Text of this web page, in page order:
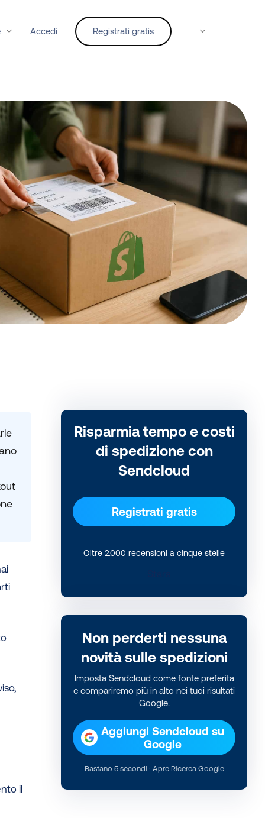
Accedi Registrati gratis
il
Risparmia tempo e costi
di spedizione con
Sendcloud
Registrati gratis
Oltre 2.000 recensioni a cinque stelle
Non perderti nessuna
novità sulle spedizioni
Imposta Sendcloud come fonte preferita
e compariremo più in alto nei tuoi risultati
Google.
Aggiungi Sendcloud su
Google
Bastano 5 secondi · Apre Ricerca Google